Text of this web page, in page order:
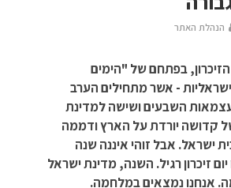
הנהלת האתר
בפתחם של "הימים
- אשר מתחילים הערב
השבעים ושישה למדינת
קדושה יורדת על הארץ ודממה
ישראל. אבל זוהי איננה שנה
יום זיכרון רגיל. השנה, מדינת ישראל
אנחנו נמצאים במלחמה.